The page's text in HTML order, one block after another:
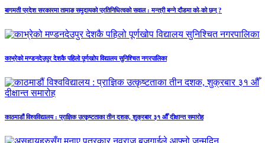
बागमती प्रदेश सरकारमा तामाङ समुदायको प्रतिनिधित्वको सवाल : मन्त्री बन्ने दौडमा को‐को छन् ?
काभ्रेको मण्डनदेउपुर देशकै पहिलो पूर्णखोप विद्यालय सुनिश्चित नगरपालिका
काठमाडौं विश्वविद्यालय : प्राज्ञिक उत्कृष्टताका तीन दशक, शुक्रबार ३१ औँ दीक्षान्त समारोह